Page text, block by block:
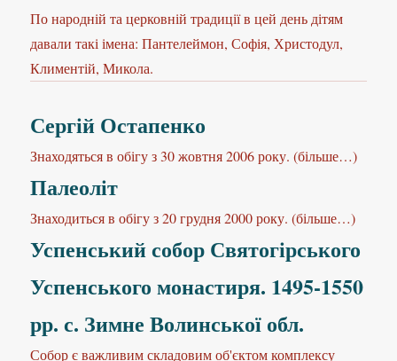
По народній та церковній традиції в цей день дітям
давали такі імена: Пантелеймон, Софія, Христодул,
Климентій, Микола.
Сергій Остапенко
Знаходяться в обігу з 30 жовтня 2006 року. (більше…)
Палеоліт
Знаходиться в обігу з 20 грудня 2000 року. (більше…)
Успенський собор Святогірського
Успенського монастиря. 1495-1550
рр. с. Зимне Волинської обл.
Собор є важливим складовим об'єктом комплексу